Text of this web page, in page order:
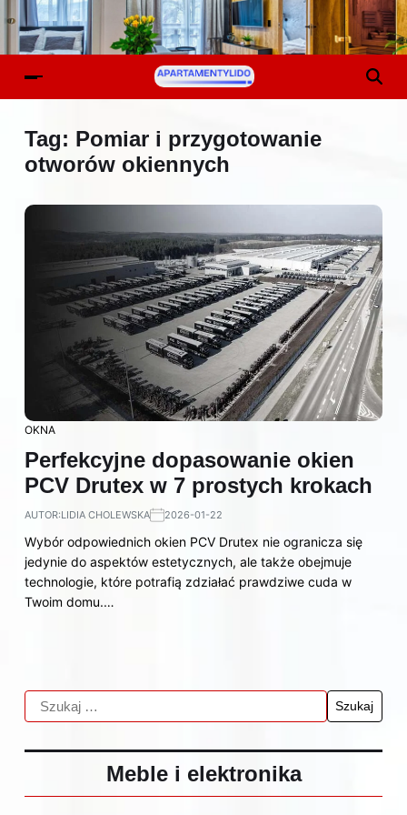
Tag: Pomiar i przygotowanie
otworów okiennych
OKNA
Perfekcyjne dopasowanie okien
PCV Drutex w 7 prostych krokach
AUTOR:LIDIA CHOLEWSKA 2026-01-22
Wybór odpowiednich okien PCV Drutex nie ogranicza się
jedynie do aspektów estetycznych, ale także obejmuje
technologie, które potrafią zdziałać prawdziwe cuda w
Twoim domu.…
Meble i elektronika